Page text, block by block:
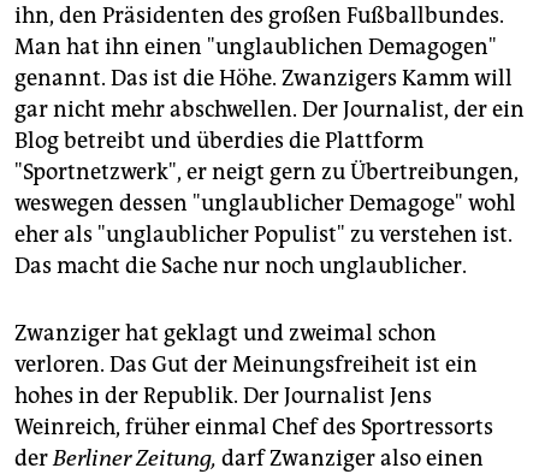
genossenschaft
epaper login
ihn, den Präsidenten des großen Fußballbundes.
Man hat ihn einen "unglaublichen Demagogen"
genannt. Das ist die Höhe. Zwanzigers Kamm will
gar nicht mehr abschwellen. Der Journalist, der ein
Blog betreibt und überdies die Plattform
"Sportnetzwerk", er neigt gern zu Übertreibungen,
weswegen dessen "unglaublicher Demagoge" wohl
eher als "unglaublicher Populist" zu verstehen ist.
Das macht die Sache nur noch unglaublicher.
Zwanziger hat geklagt und zweimal schon
verloren. Das Gut der Meinungsfreiheit ist ein
hohes in der Republik. Der Journalist Jens
Weinreich, früher einmal Chef des Sportressorts
derBerliner Zeitung, darf Zwanziger also einen